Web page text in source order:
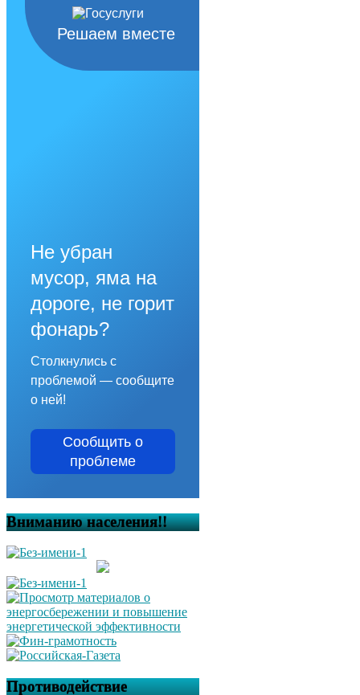
Решаем вместе
Не убран
мусор, яма на
дороге, не горит
фонарь?
Столкнулись с
проблемой — сообщите
о ней!
Сообщить о
проблеме
Вниманию населения!!
Противодействие